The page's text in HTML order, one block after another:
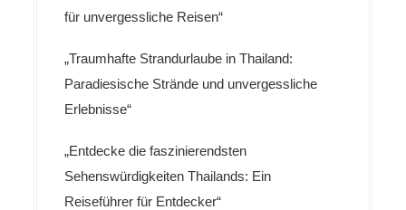
für unvergessliche Reisen“
„Traumhafte Strandurlaube in Thailand:
Paradiesische Strände und unvergessliche
Erlebnisse“
„Entdecke die faszinierendsten
Sehenswürdigkeiten Thailands: Ein
Reiseführer für Entdecker“